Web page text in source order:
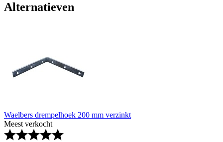
Alternatieven
Waelbers drempelhoek 200 mm verzinkt
Meest verkocht